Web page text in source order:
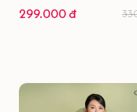
299.000 đ